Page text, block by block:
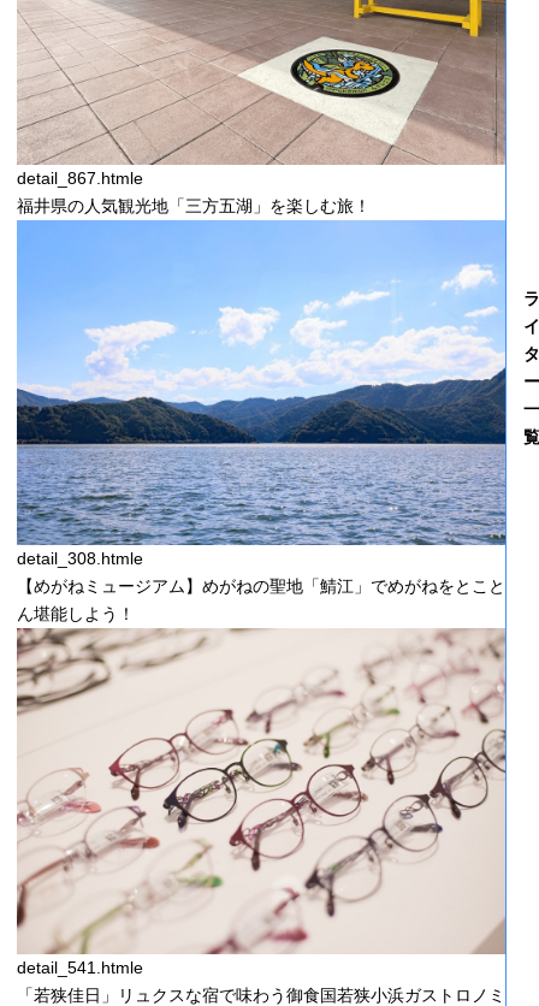
detail_867.htmle
福井県の人気観光地「三方五湖」を楽しむ旅！
detail_308.htmle
【めがねミュージアム】めがねの聖地「鯖江」でめがねをとこと
ん堪能しよう！
detail_541.htmle
「若狭佳日」リュクスな宿で味わう御食国若狭小浜ガストロノミ
ラ
イ
タ
ー
一
覧